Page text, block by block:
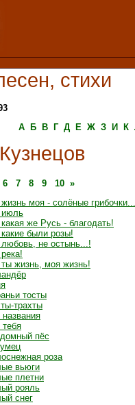
стихи
А
Б В Г Д Е Ж З И К
6 7 8 9 10 »
моя - солёные грибочки...
же Русь - благодать!
были розы!
не остынь...!
жизнь, моя жизнь!
тосты
трахты
названия
тебя
пёс
роза
вьюги
плетни
рояль
снег